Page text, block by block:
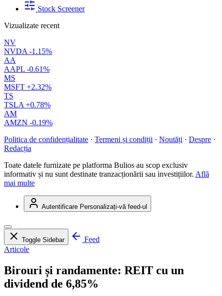
Stock Screener
Vizualizate recent
NV
NVDA -1.15%
AA
AAPL -0.61%
MS
MSFT +2.32%
TS
TSLA +0.78%
AM
AMZN -0.19%
Politica de confidențialitate · Termeni și condiții · Noutăți · Despre ·
Redacția
Toate datele furnizate pe platforma Bulios au scop exclusiv
informativ și nu sunt destinate tranzacționării sau investițiilor. Află
mai multe
Autentificare Personalizați-vă feed-ul
Toggle Sidebar
Feed
Articole
Birouri și randamente: REIT cu un
dividend de 6,85%